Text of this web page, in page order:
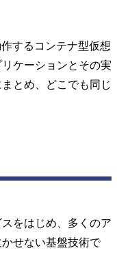
するコンテナ型仮想
ケーションとその実
とめ、どこでも同じ
をはじめ、多くのア
せない基盤技術で